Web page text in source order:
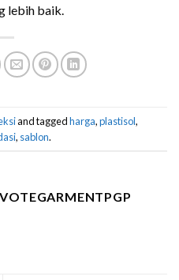
lebih baik.
and taggedharga,plastisol,
, sablon.